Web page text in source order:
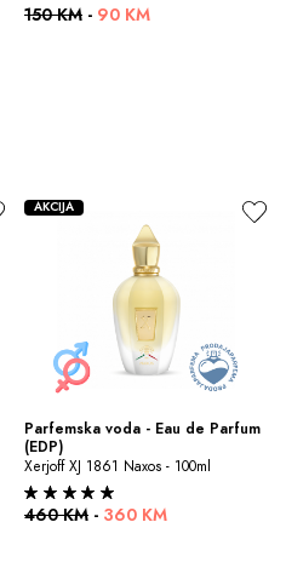
150 KM - 90 KM
Parfemska voda - Eau de Parfum
(EDP)
Xerjoff XJ 1861 Naxos - 100ml
460 KM - 360 KM
AKCIJA